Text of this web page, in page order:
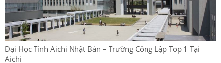
Đại Học Tỉnh Aichi Nhật Bản – Trường Công Lập Top 1 Tại
Aichi